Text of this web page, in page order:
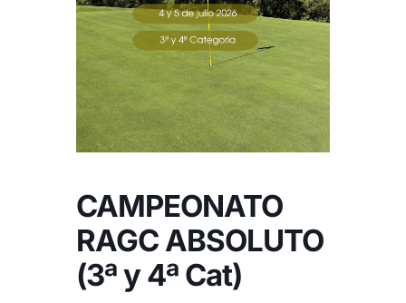
NOTICIAS
HAZTE SOCIO
OFERTAS
RESERVARCAMPEONATO
RAGC ABSOLUTO
(3ª y 4ª Cat)